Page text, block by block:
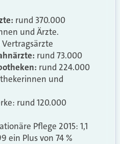
rund 370.000
und Ärzte.
Vertragsärzte
rund 73.000
rund 224.000
und
rund 120.000
Pflege 2015: 1,1
ein Plus von 74 %